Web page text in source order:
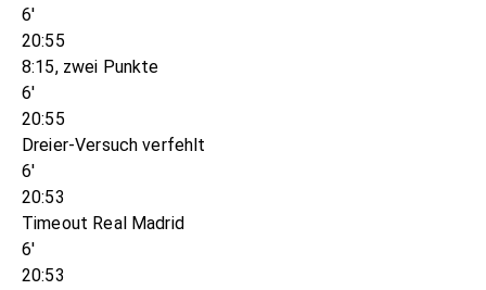
6'
20:55
8:15, zwei Punkte
6'
20:55
Dreier-Versuch verfehlt
6'
20:53
Timeout Real Madrid
6'
20:53